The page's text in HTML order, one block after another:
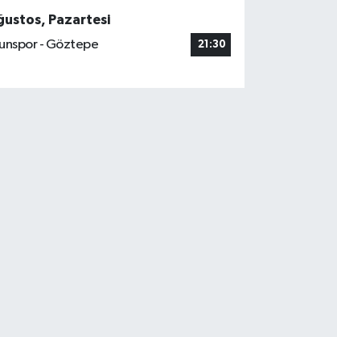
Pazartesi
- Göztepe
21:30